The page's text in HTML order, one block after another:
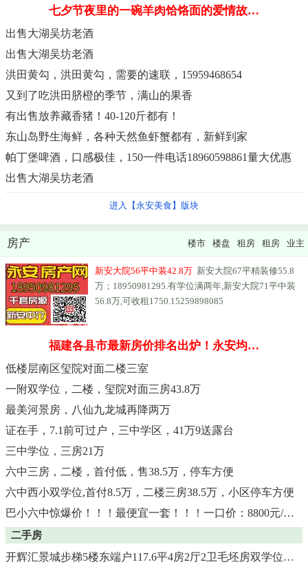
七夕节夜里的一碗羊肉饸饹面的爱情故…
出售大湖吴坊老酒
出售大湖吴坊老酒
洪田黄勾，洪田黄勾，需要的速联，15959468654
又到了吃洪田脐橙的季节，满山的果香
有出售放养藏香猪！40-120斤都有！
东山岛野生海鲜，各种天然鱼虾蟹都有，新鲜到家
帕丁堡啤酒，口感极佳，150一件电话18960598861量大优惠
出售大湖吴坊老酒
进入【永安美食】版块
房产 楼市 楼盘 租房 租房 业主
新安大院56平中装42.8万 新安大院67平精装修55.8
万；18950981295.有学位满两年,新安大院71平中装
56.8万,可收租1750.15259898085
福建各县市最新房价排名出炉！永安均…
低楼层南区玺院对面二楼三室
一附双学位，二楼，玺院对面三房43.8万
最美河景房，八仙九龙城再降两万
证在手，7.1前可过户，三中学区，41万9送露台
三中学位，三房21万
六中三房，二楼，首付低，售38.5万，停车方便
六中西小双学位,首付8.5万，二楼三房38.5万，小区停车方便
巴小六中惊爆价！！！最便宜一套！！！一口价：8800元/平！
二手房
开辉汇景城步梯5楼东端户117.6平4房2厅2卫毛坯房双学位售55